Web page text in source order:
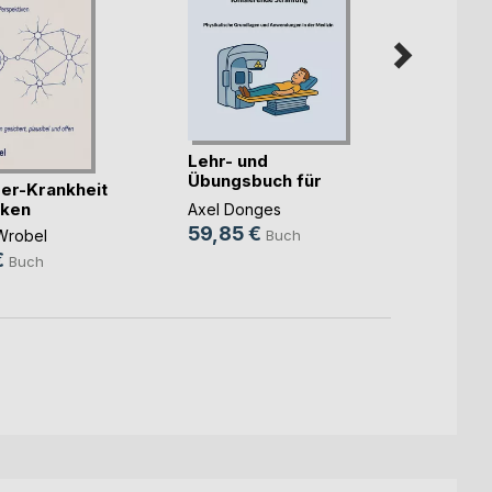
Krankheit
Buch
Lehr- und
Übungsbuch für
MTR Ionis(...)
Axel Donges
59,85 € Buch